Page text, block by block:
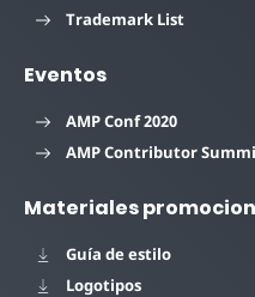
Trademark List
Eventos
AMP Conf 2020
AMP Contributor
Materiales
Guía de estilo
Logotipos